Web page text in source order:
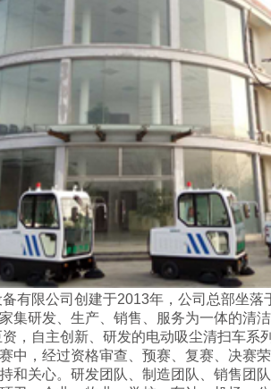
集研发、生产、销售、服务为一体的清
自主创新、研发的电动吸尘清扫车系
中，经过资格审查、预赛、复赛、决赛
和关心。研发团队、制造团队、销售团